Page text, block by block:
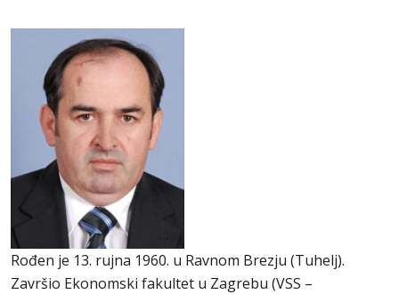
Rođen je 13. rujna 1960. u Ravnom Brezju (Tuhelj).
Završio Ekonomski fakultet u Zagrebu (VSS –